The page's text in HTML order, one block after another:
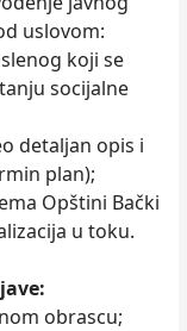
uslovom:
koji se
socijalne
detaljan opis i
plan);
Opštini Bački
u toku.
obrascu;